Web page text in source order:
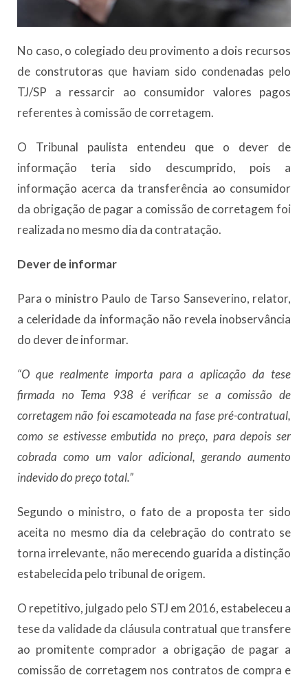
No caso, o colegiado deu provimento a dois recursos
de construtoras que haviam sido condenadas pelo
TJ/SP a ressarcir ao consumidor valores pagos
referentes à comissão de corretagem.
O Tribunal paulista entendeu que o dever de
informação teria sido descumprido, pois a
informação acerca da transferência ao consumidor
da obrigação de pagar a comissão de corretagem foi
realizada no mesmo dia da contratação.
Dever de informar
Para o ministro Paulo de Tarso Sanseverino, relator,
a celeridade da informação não revela inobservância
do dever de informar.
“O que realmente importa para a aplicação da tese
firmada no Tema 938 é verificar se a comissão de
corretagem não foi escamoteada na fase pré-contratual,
como se estivesse embutida no preço, para depois ser
cobrada como um valor adicional, gerando aumento
indevido do preço total.”
Segundo o ministro, o fato de a proposta ter sido
aceita no mesmo dia da celebração do contrato se
torna irrelevante, não merecendo guarida a distinção
estabelecida pelo tribunal de origem.
O repetitivo, julgado pelo STJ em 2016, estabeleceu a
tese da validade da cláusula contratual que transfere
ao promitente comprador a obrigação de pagar a
comissão de corretagem nos contratos de compra e